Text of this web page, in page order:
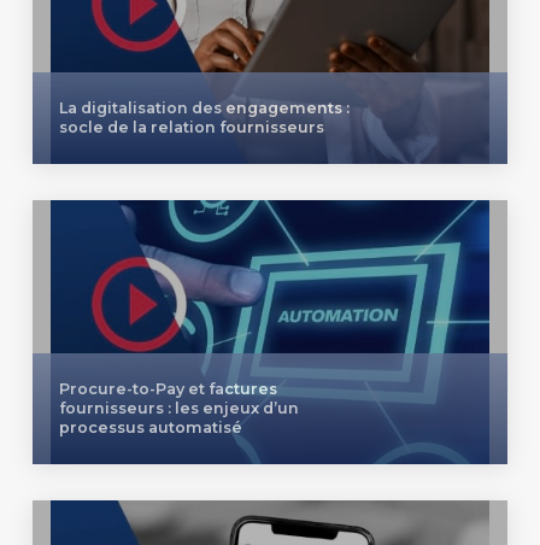
La digitalisation des engagements :
socle de la relation fournisseurs
Procure-to-Pay et factures
fournisseurs : les enjeux d’un
processus automatisé